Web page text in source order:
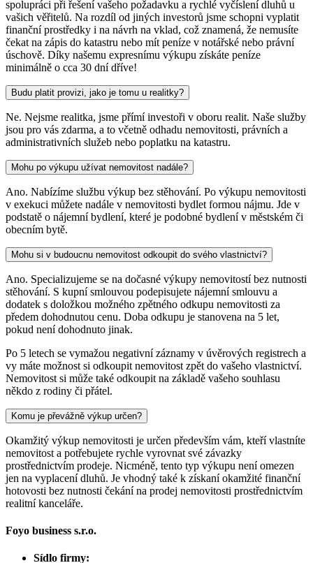
spolupráci při řešení vašeho požadavku a rychlé vyčíslení dluhů u
vašich věřitelů. Na rozdíl od jiných investorů jsme schopni vyplatit
finanční prostředky i na návrh na vklad, což znamená, že nemusíte
čekat na zápis do katastru nebo mít peníze v notářské nebo právní
úschově. Díky našemu expresnímu výkupu získáte peníze
minimálně o cca 30 dní dříve!
Budu platit provizi, jako je tomu u realitky?
Ne. Nejsme realitka, jsme přímí investoři v oboru realit. Naše služby
jsou pro vás zdarma, a to včetně odhadu nemovitosti, právních a
administrativních služeb nebo poplatku na katastru.
Mohu po výkupu užívat nemovitost nadále?
Ano. Nabízíme službu výkup bez stěhování. Po výkupu nemovitosti
v exekuci můžete nadále v nemovitosti bydlet formou nájmu. Jde v
podstatě o nájemní bydlení, které je podobné bydlení v městském či
obecním bytě.
Mohu si v budoucnu nemovitost odkoupit do svého vlastnictví?
Ano. Specializujeme se na dočasné výkupy nemovitostí bez nutnosti
stěhování. S kupní smlouvou podepisujete nájemní smlouvu a
dodatek s doložkou možného zpětného odkupu nemovitosti za
předem dohodnutou cenu. Doba odkupu je stanovena na 5 let,
pokud není dohodnuto jinak.
Po 5 letech se vymažou negativní záznamy v úvěrových registrech a
vy máte možnost si odkoupit nemovitost zpět do vašeho vlastnictví.
Nemovitost si může také odkoupit na základě vašeho souhlasu
někdo z rodiny či přátel.
Komu je převážně výkup určen?
Okamžitý výkup nemovitosti je určen především vám, kteří vlastníte
nemovitost a potřebujete rychle vyrovnat své závazky
prostřednictvím prodeje. Nicméně, tento typ výkupu není omezen
jen na vyplacení dluhů. Je vhodný také k získaní okamžité finanční
hotovosti bez nutnosti čekání na prodej nemovitosti prostřednictvím
realitní kanceláře.
Foyo business s.r.o.
Sídlo firmy: